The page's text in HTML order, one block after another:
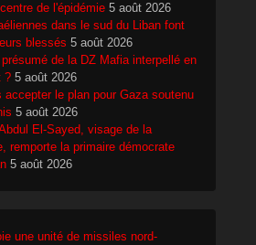
de l'épidémie 5 août 2026
dans le sud du Liban font
blessés 5 août 2026
de la DZ Mafia interpellé en
? 5 août 2026
accepter le plan pour Gaza soutenu
5 août 2026
El-Sayed, visage de la
remporte la primaire démocrate
5 août 2026
une unité de missiles nord-